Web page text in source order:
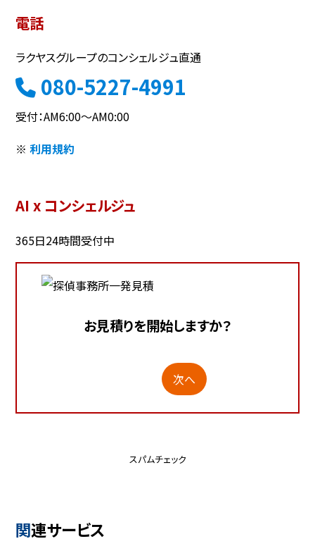
電話
ラクヤスグループのコンシェルジュ直通
080-5227-4991
受付：AM6:00～AM0:00
※利用規約
AI x コンシェルジュ
365日24時間受付中
お見積りを開始しますか？
次へ
スパムチェック
関連サービス